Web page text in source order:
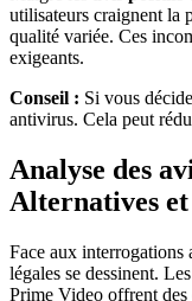
utilisateurs craignent la
qualité variée. Ces
exigeants.
Conseil : Si vous
antivirus. Cela peut
Analyse des
Alternatives
Face aux interrogations
légales se dessinent.
Prime Video offrent des